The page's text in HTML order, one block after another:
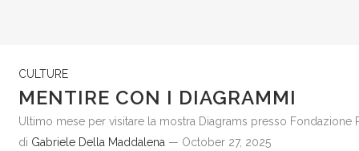
CULTURE
MENTIRE CON I DIAGRAMMI
Ultimo mese per visitare la mostra Diagrams presso Fondazione
di Gabriele Della Maddalena — October 27, 2025